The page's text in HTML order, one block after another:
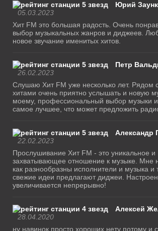
Юрий
05.03.2023
Хит FM это большая радость. Очень
выбор музыкальных жанров и диджеев.
новое звучание именитых хитов.
Петр
26.02.2023
Слушаю Хит FM уже несколько лет.
хитами очень приятно услышать и новую
моему, профессиональный выбор музыки
самое лучшее, что может предложить
Александр
22.02.2023
Прослушивание Хит FM - это уникальное и
захватывающее отношение к музыке. Мне
как разнообразны исполнители и музыка и
свежие идеи предлагают диджеи.
увеличивается непрерывно!
Алексей
28.04.2020
ну навинок просто хороших нету потому и